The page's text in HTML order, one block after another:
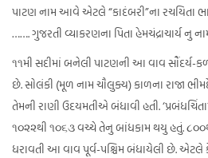
પાટણ નામ આવે એટલે “કાદંબરી”ના
……. ગુજરતી વ્યાકરણના પિતા હેમચંદ્રાચાર્ય
૧૧મી સદીમાં બનેલી પાટણની આ વાવ સૌંદર્ય-
છે. સોલંકી (મૂળ નામ ચૌલુક્ય) કાળના રાજા
તેમની રાણી ઉદયમતીએ બંધાવી હતી.
૧૦૨૨થી ૧૦૬૩ વચ્ચે તેનુ બાંધકામ થયુ હતું.
ધરાવતી આ વાવ પૂર્વ-પશ્ચિમ બંધાયેલી છે. એટલે કે